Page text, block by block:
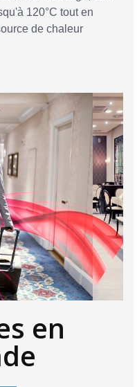
120°C tout en
de chaleur
en